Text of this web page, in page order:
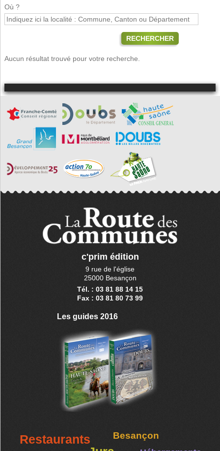
Où ?
RECHERCHER
Aucun résultat trouvé pour votre recherche.
c'prim édition
9 rue de l'église
25000 Besançon
Tél. : 03 81 88 14 15
Fax : 03 81 80 73 99
Les guides 2016
Restaurants Besançon